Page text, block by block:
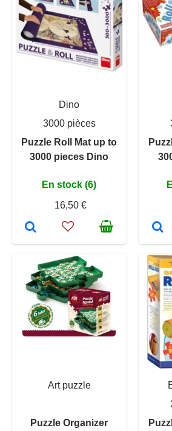
Dino
3000 pièces
Puzzle Roll Mat up to
3000 pieces Dino
En stock (6)
16,50 €
Art puzzle
Puzzle Organizer